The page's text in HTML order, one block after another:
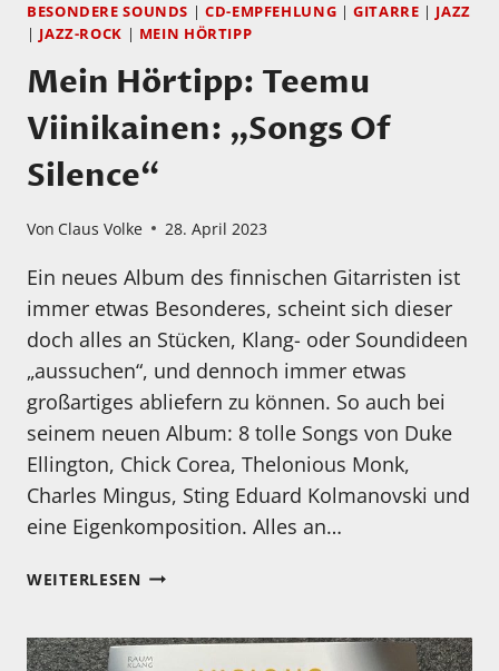
BESONDERE SOUNDS | CD-EMPFEHLUNG |GITARRE | JAZZ
| JAZZ-ROCK | MEIN HÖRTIPP
Mein Hörtipp: Teemu
Viinikainen: „Songs Of
Silence“
Von Claus Volke 28. April 2023
Ein neues Album des finnischen Gitarristen ist
immer etwas Besonderes, scheint sich dieser
doch alles an Stücken, Klang- oder Soundideen
„aussuchen“, und dennoch immer etwas
großartiges abliefern zu können. So auch bei
seinem neuen Album: 8 tolle Songs von Duke
Ellington, Chick Corea, Thelonious Monk,
Charles Mingus, Sting Eduard Kolmanovski und
eine Eigenkomposition. Alles an…
WEITERLESENMEIN
VIINIKAINEN: